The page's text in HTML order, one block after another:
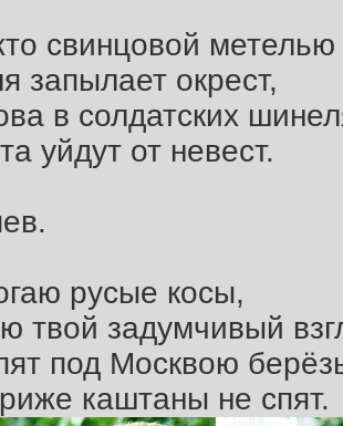
свинцовой метелью
запылает окрест,
в солдатских
уйдут от невест.
русые косы,
твой задумчивый
под Москвою
каштаны не спят.